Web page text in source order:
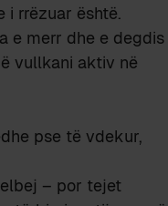
i rrëzuar është.
e merr dhe e degdis
vullkani aktiv në
pse të vdekur,
– por tejet